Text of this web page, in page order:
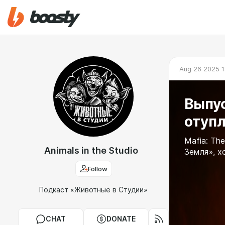
Animals in the Studio
Follow
Подкаст «Животные в Студии»
CHAT DONATE
Aug 26 2025
Mafia:
Земля»,